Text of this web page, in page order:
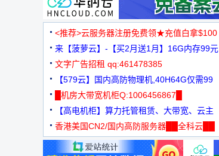
<推荐>云服务器注册免费领★充值白拿$100
来【菠萝云】-【买2月送1月】16G内存99元
文字广告招租 qq:461478385
【579云】国内高防物理机,40H64G仅需99
元
█机房大带宽机柜Q:1006456867█
【高电机柜】算力托管租赁、大带宽、云主
机
香港美国CN2/国内高防服务器██全科云██